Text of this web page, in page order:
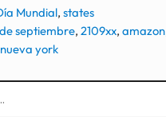
Mundial, states
septiembre, 2109xx, amazon
nueva york